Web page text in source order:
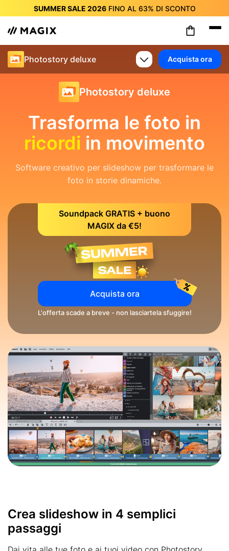
SUMMER SALE 2026FINO AL 63% DI SCONTO
SUMMER SALE 2026
DI SCONTO
DI SCONTO
SUMMER SALE 2026
FINO AL 63%
DI SCONTO
SUMMER SALE 2026FINO AL63%DI SCONTO
SUMMER SALE 2026FINO AL 63%DI SCONTO
Photostory deluxe Acquista ora
Photostory deluxe
Trasforma le foto in
ricordi in movimento
Software creativo per slideshow per trasformare le
foto in storie dinamiche.
Soundpack GRATIS + buono
MAGIX da €5!
Acquista ora
L'offerta scade a breve - non lasciartela sfuggire!
Crea slideshow in 4 semplici
passaggi